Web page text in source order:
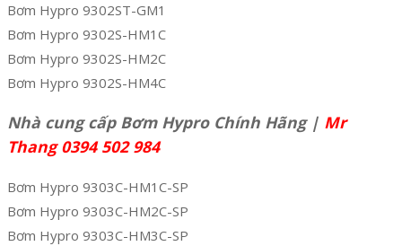
Bơm Hypro 9302ST-GM1
Bơm Hypro 9302S-HM1C
Bơm Hypro 9302S-HM2C
Bơm Hypro 9302S-HM4C
Nhà cung cấp Bơm Hypro Chính Hãng | Mr
Thang 0394 502 984
Bơm Hypro 9303C-HM1C-SP
Bơm Hypro 9303C-HM2C-SP
Bơm Hypro 9303C-HM3C-SP